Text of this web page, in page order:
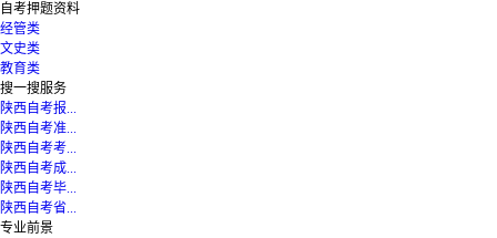
自考押题资料
经管类
文史类
教育类
搜一搜服务
陕西自考报...
陕西自考准...
陕西自考考...
陕西自考成...
陕西自考毕...
陕西自考省...
专业前景